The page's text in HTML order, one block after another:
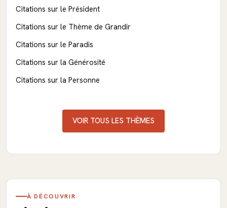
Citations sur le Président
Citations sur le Thème de Grandir
Citations sur le Paradis
Citations sur la Générosité
Citations sur la Personne
VOIR TOUS LES THÈMES
À DÉCOUVRIR